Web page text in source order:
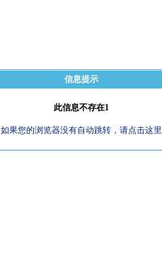
信息提示
此信息不存在1
如果您的浏览器没有自动跳转，请点击这里